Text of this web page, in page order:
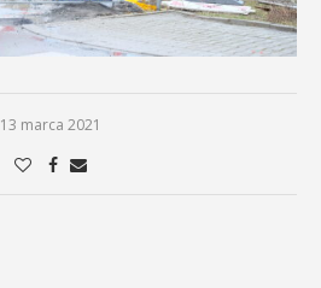
13 marca 2021